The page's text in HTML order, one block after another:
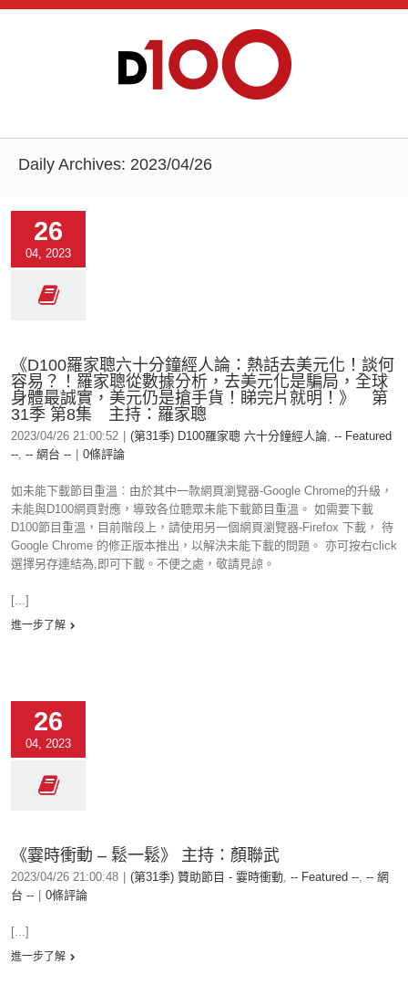
Daily Archives: 2023/04/26
26
04, 2023
《D100羅家聰六十分鐘經人論：熱話去美元化！談何
容易？！羅家聰從數據分析，去美元化是騙局，全球
身體最誠實，美元仍是搶手貨！睇完片就明！》 第
31季 第8集 主持：羅家聰
2023/04/26 21:00:52 (第31季) D100羅家聰 六十分鐘經人論, -- Featured
--, -- 網台 -- 0條評論
如未能下載節目重溫︰由於其中一款網頁瀏覽器-Google Chrome的升級，
未能與D100網頁對應，導致各位聽眾未能下載節目重溫。 如需要下載
D100節目重溫，目前階段上，請使用另一個網頁瀏覽器-Firefox 下載， 待
Google Chrome 的修正版本推出，以解決未能下載的問題。 亦可按右click
選擇另存連結為,即可下載。不便之處，敬請見諒。
[...]
進一步了解
26
04, 2023
《霎時衝動 – 鬆一鬆》 主持：顏聯武
2023/04/26 21:00:48 (第31季) 贊助節目 - 霎時衝動, -- Featured --, -- 網
台 --
0條評論
[...]
進一步了解